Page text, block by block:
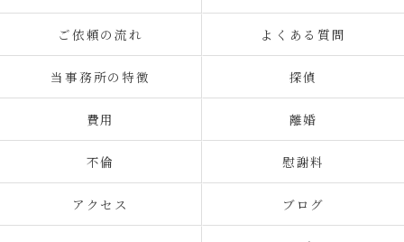
ご依頼の流れ よくある質問
当事務所の特徴 探偵
費用 離婚
不倫 慰謝料
アクセス ブログ